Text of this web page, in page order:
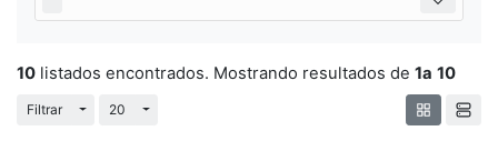
10 listados encontrados. Mostrando resultados de 1a 10
Filtrar Cambiar desplegable
20 Cambiar desplegable